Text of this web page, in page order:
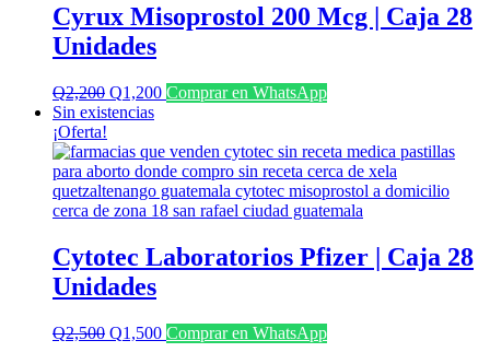
Cyrux Misoprostol 200 Mcg | Caja 28
Unidades
Q2,200 El
precio
era:
Q2,200.
Q1,200El
es:
Q1,200.
Comprar en WhatsApp
Sin existencias
¡Oferta!
Cytotec Laboratorios Pfizer | Caja 28
Unidades
Q2,500 El
Q1,500ElComprar en WhatsApp